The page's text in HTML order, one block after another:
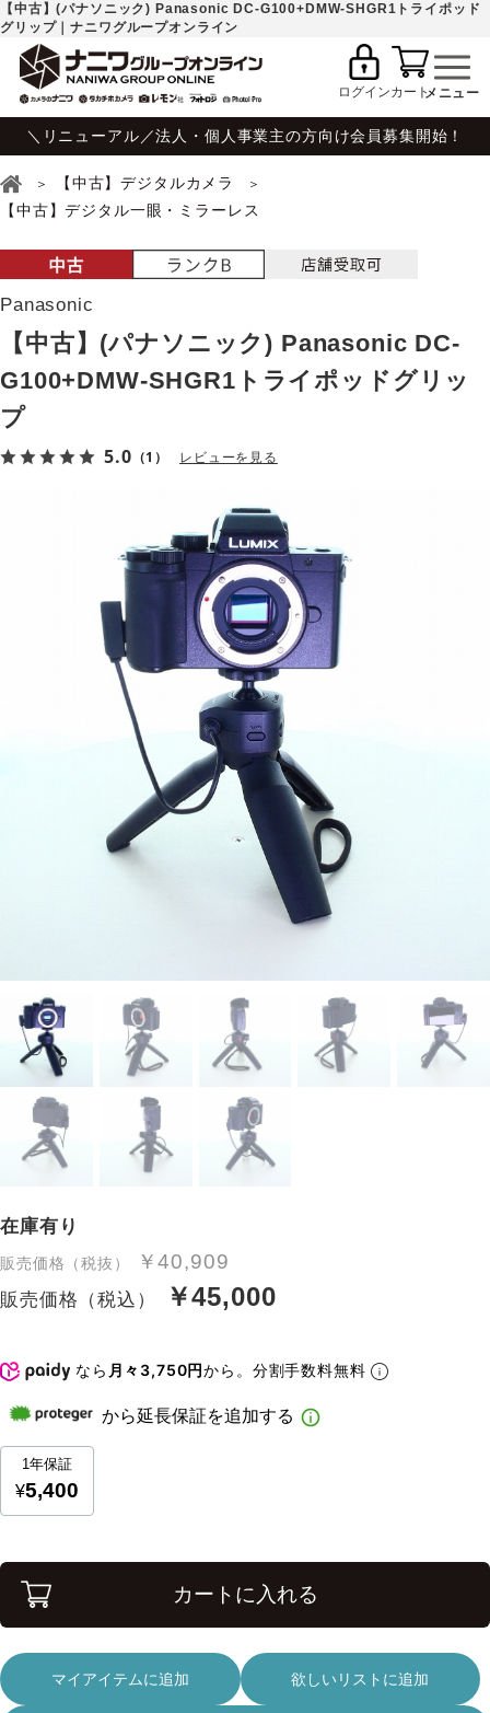
【中古】(パナソニック) Panasonic DC-G100+DMW-SHGR1トライポッド
グリップ｜ナニワグループオンライン
ログインカート
＼リニューアル／法人・個人事業主の方向け会員募集開始！
【中古】デジタルカメラ
【中古】デジタル一眼・ミラーレス
Panasonic
【中古】(パナソニック) Panasonic DC-
G100+DMW-SHGR1トライポッドグリッ
プ
5.0 （1） レビューを見る
在庫有り
販売価格（税抜） ￥40,909
販売価格（税込） ￥45,000
なら 月々3,750円から。分割手数料無料
カートに入れる
マイアイテムに追加 欲しいリストに追加